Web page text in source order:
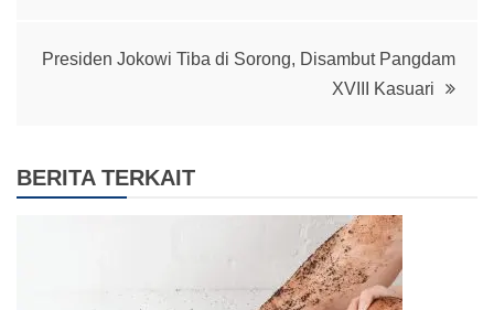
Presiden Jokowi Tiba di Sorong, Disambut Pangdam
XVIII Kasuari
BERITA TERKAIT